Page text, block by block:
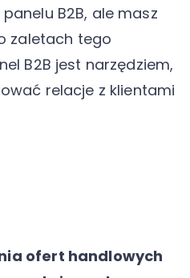
B2B, ale masz
zaletach tego
B2B jest narzędziem,
relacje z klientami
ofert handlowych